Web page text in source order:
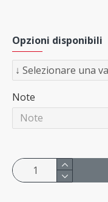
Opzioni disponibili
Note